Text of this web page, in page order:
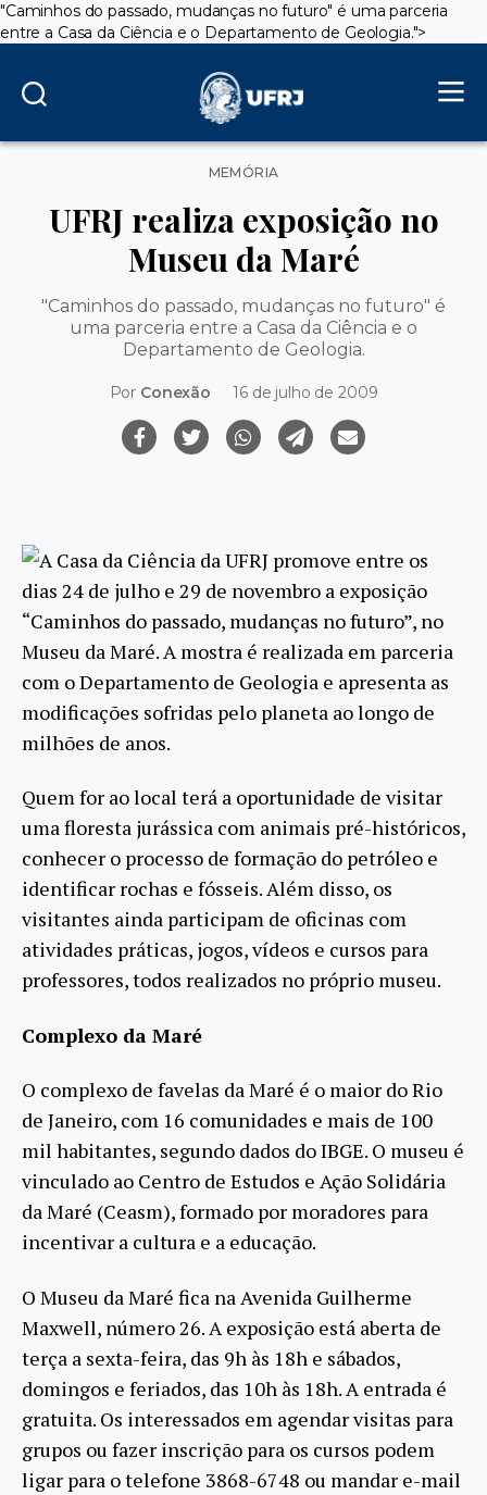
"Caminhos do passado, mudanças no futuro" é uma parceria
entre a Casa da Ciência e o Departamento de Geologia.">
Categorias
MEMÓRIA
UFRJ realiza exposição no
Museu da Maré
"Caminhos do passado, mudanças no futuro" é
uma parceria entre a Casa da Ciência e o
Departamento de Geologia.
Por Conexão 16 de julho de 2009
A Casa da Ciência da UFRJ promove entre os
dias 24 de julho e 29 de novembro a exposição
“Caminhos do passado, mudanças no futuro”, no
Museu da Maré. A mostra é realizada em parceria
com o Departamento de Geologia e apresenta as
modificações sofridas pelo planeta ao longo de
milhões de anos.
Quem for ao local terá a oportunidade de visitar
uma floresta jurássica com animais pré-históricos,
conhecer o processo de formação do petróleo e
identificar rochas e fósseis. Além disso, os
visitantes ainda participam de oficinas com
atividades práticas, jogos, vídeos e cursos para
professores, todos realizados no próprio museu.
Complexo da Maré
O complexo de favelas da Maré é o maior do Rio
de Janeiro, com 16 comunidades e mais de 100
mil habitantes, segundo dados do IBGE. O museu é
vinculado ao Centro de Estudos e Ação Solidária
da Maré (Ceasm), formado por moradores para
incentivar a cultura e a educação.
O Museu da Maré fica na Avenida Guilherme
Maxwell, número 26. A exposição está aberta de
terça a sexta-feira, das 9h às 18h e sábados,
domingos e feriados, das 10h às 18h. A entrada é
gratuita. Os interessados em agendar visitas para
grupos ou fazer inscrição para os cursos podem
ligar para o telefone 3868-6748 ou mandar e-mail